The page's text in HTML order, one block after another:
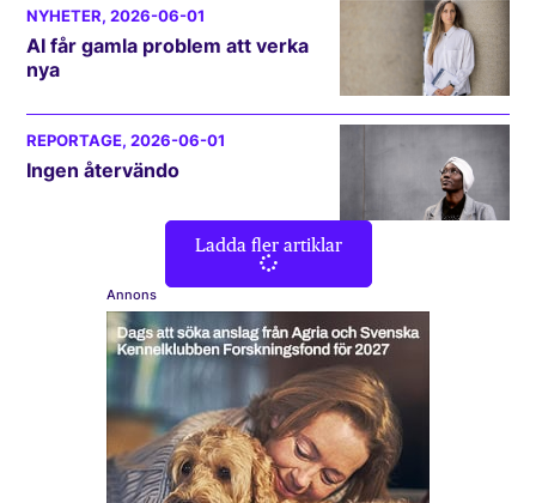
NYHETER, 2026-06-01
AI får gamla problem att verka
nya
REPORTAGE, 2026-06-01
Ingen återvändo
Ladda fler artiklar
Annons